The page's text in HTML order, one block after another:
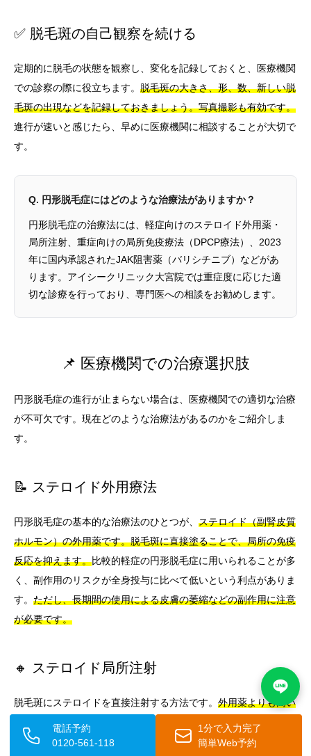
✅ 脱毛斑の自己観察を続ける
定期的に脱毛の状態を観察し、変化を記録しておくと、医療機関
での診察の際に役立ちます。 脱毛斑の大きさ、形、数、新しい脱
毛斑の出現などを記録しておきましょう。写真撮影も有効です。
進行が速いと感じたら、早めに医療機関に相談することが大切で
す。
Q. 円形脱毛症にはどのような治療法がありますか？
円形脱毛症の治療法には、軽症向けのステロイド外用薬・
局所注射、重症向けの局所免疫療法（DPCP療法）、2023
年に国内承認されたJAK阻害薬（バリシチニブ）などがあ
ります。アイシークリニック大宮院では重症度に応じた適
切な診療を行っており、専門医への相談をお勧めします。
📌 医療機関での治療選択肢
円形脱毛症の進行が止まらない場合は、医療機関での適切な治療
が不可欠です。現在どのような治療法があるのかをご紹介しま
す。
📝 ステロイド外用療法
円形脱毛症の基本的な治療法のひとつが、 ステロイド（副腎皮質
ホルモン）の外用薬です。脱毛斑に直接塗ることで、局所の免疫
反応を抑えます。比較的軽症の円形脱毛症に用いられることが多
く、副作用のリスクが全身投与に比べて低いという利点がありま
す。 ただし、長期間の使用による皮膚の萎縮などの副作用に注意
が必要です。
🔸 ステロイド局所注射
脱毛斑にステロイドを直接注射する方法です。 外用薬よりも高い
濃度のステロイドを直接患部に届けることができるため、より強
い効果が期待できます。
主に成人の限局性の円形脱毛症に用いら
電話予約
0120-561-118
1分で入力完了
簡単Web予約